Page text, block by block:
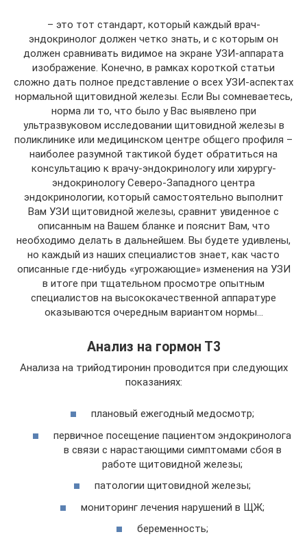
– это тот стандарт, который каждый врач-
эндокринолог должен четко знать, и с которым он
должен сравнивать видимое на экране УЗИ-аппарата
изображение. Конечно, в рамках короткой статьи
сложно дать полное представление о всех УЗИ-аспектах
нормальной щитовидной железы. Если Вы сомневаетесь,
норма ли то, что было у Вас выявлено при
ультразвуковом исследовании щитовидной железы в
поликлинике или медицинском центре общего профиля –
наиболее разумной тактикой будет обратиться на
консультацию к врачу-эндокринологу или хирургу-
эндокринологу Северо-Западного центра
эндокринологии, который самостоятельно выполнит
Вам УЗИ щитовидной железы, сравнит увиденное с
описанным на Вашем бланке и пояснит Вам, что
необходимо делать в дальнейшем. Вы будете удивлены,
но каждый из наших специалистов знает, как часто
описанные где-нибудь «угрожающие» изменения на УЗИ
в итоге при тщательном просмотре опытным
специалистов на высококачественной аппаратуре
оказываются очередным вариантом нормы…
Анализ на гормон Т3
Анализа на трийодтиронин проводится при следующих
показаниях:
плановый ежегодный медосмотр;
первичное посещение пациентом эндокринолога
в связи с нарастающими симптомами сбоя в
работе щитовидной железы;
патологии щитовидной железы;
мониторинг лечения нарушений в ЩЖ;
беременность;